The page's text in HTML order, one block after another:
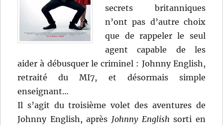
secrets britanniques
n’ont pas d’autre choix
que de rappeler le seul
agent capable de les
aider à débusquer le criminel : Johnny English,
retraité du MI7, et désormais simple
enseignant…
Il s’agit du troisième volet des aventures de
Johnny English, après Johnny English sorti en